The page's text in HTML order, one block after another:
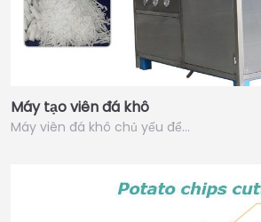
Máy tạo viên đá khô
Máy viên đá khô chủ yếu để…